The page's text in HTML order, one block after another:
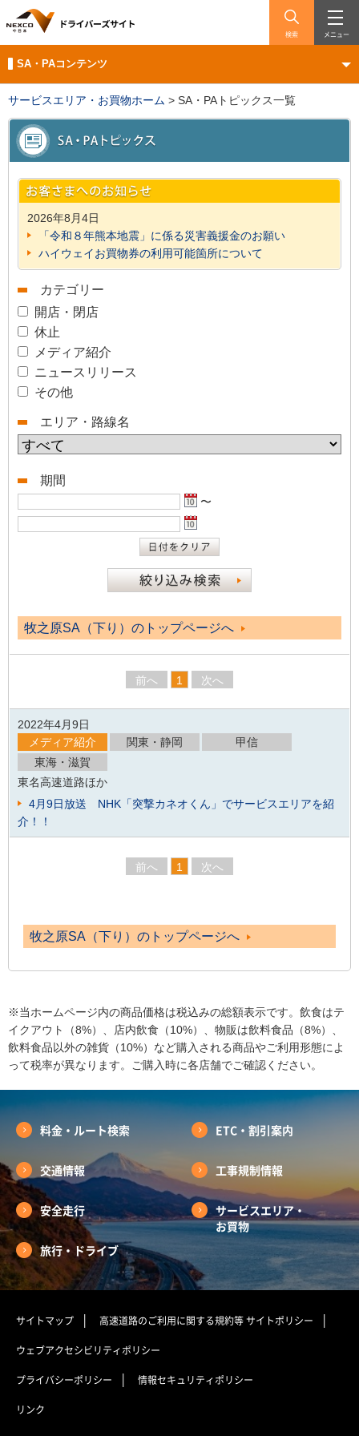
検索 メニュー
SA・PAコンテンツ
サービスエリア・お買物ホーム > SA・PAトピックス一覧
2026年8月4日
「令和８年熊本地震」に係る災害義援金のお願い
ハイウェイお買物券の利用可能箇所について
カテゴリー
開店・閉店
休止
メディア紹介
ニュースリリース
その他
エリア・路線名
期間
〜
牧之原SA（下り）のトップページへ
前へ 1 次へ
2022年4月9日
メディア紹介
関東・静岡
甲信
東海・滋賀
東名高速道路ほか
4月9日放送 NHK「突撃カネオくん」でサービスエリアを紹
介！！
前へ 1 次へ
牧之原SA（下り）のトップページへ
※当ホームページ内の商品価格は税込みの総額表示です。飲食はテ
イクアウト（8%）、店内飲食（10%）、物販は飲料食品（8%）、
飲料食品以外の雑貨（10%）など購入される商品やご利用形態によ
って税率が異なります。ご購入時に各店舗でご確認ください。
料金・ルート検索 ETC・割引案内
交通情報 工事規制情報
安全走行
サービスエリア・
お買物
旅行・ドライブ
サイトマップ 高速道路のご利用に関する規約等サイトポリシー
ウェブアクセシビリティポリシー
プライバシーポリシー 情報セキュリティポリシー
リンク